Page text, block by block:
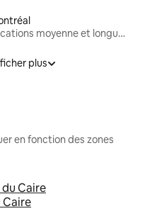
Locations moyenne et longue durée
plus
en fonction des zones
Caire
Caire